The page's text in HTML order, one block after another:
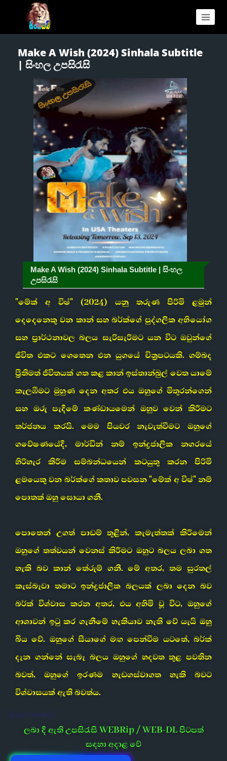
Make A Wish (2024) Sinhala Subtitle
| සිංහල උපසිරැසි
Make A Wish (2024) Sinhala Subtitle | සිංහල
උපසිරැසි
"මේක් අ විෂ්" (2024) යනු තරුණ පිරිමි ළමුන්
දෙදෙනෙකු වන කාන් සහ බර්ක්ගේ පුද්ගලික අභියෝග
සහ ප්‍රාර්ථනාවල බලය සැරිසැරීමට යන විට ඔවුන්ගේ
ජීවිත එකට ගෙතෙන එන යුගයේ චිත්‍රපටයකි. ගම්බද
ප්‍රීතිමත් ජීවිතයක් ගත කළ කාන් ඉස්තාන්බුල් වෙත යාමේ
කැලඹීමට මුහුණ දෙන අතර එය ඔහුගේ මිතුරන්ගෙන්
සහ ඔරු පැදීමේ කණ්ඩායමෙන් ඔහුව වෙන් කිරීමට
තර්ජනය කරයි. මෙම පියවර නැවැත්වීමට ඔහුගේ
ගවේෂණයේදී, මාර්ඩින් නම් ඉන්ද්‍රජාලික නගරයේ
හිරිහැර කිරීම සම්බන්ධයෙන් කටයුතු කරන පිරිමි
ළමයෙකු වන බර්ක්ගේ කතාව පවසන "මේක් අ විෂ්" නම්
පොතක් ඔහු සොයා ගනී.
පොතෙන් උගත් පාඩම් තුළින්, කැමැත්තක් කිරීමෙන්
ඔහුගේ තත්වයන් වෙනස් කිරීමට ඔහුට බලය ලබා ගත
හැකි බව කාන් තේරුම් ගනී. මේ අතර, තම සුරතල්
කැස්බෑවා තමාට ඉන්ද්‍රජාලික බලයක් ලබා දෙන බව
බර්ක් විශ්වාස කරන අතර, එය අහිමි වූ විට, ඔහුගේ
ආශාවන් ඉටු කර ගැනීමේ හැකියාව නැති වේ යැයි ඔහු
බිය වේ. ඔහුගේ සීයාගේ මඟ පෙන්වීම යටතේ, බර්ක්
දැන ගන්නේ සැබෑ බලය ඔහුගේ හදවත තුළ පවතින
බවත්, ඔහුගේ ඉරණම හැඩගස්වාගත හැකි බවට
විශ්වාසයක් ඇති බවත්ය.
[post-views]
ලබා දී ඇති උපසිරැසි WEBRip / WEB-DL පිටපත්
සඳහා අදාළ වේ